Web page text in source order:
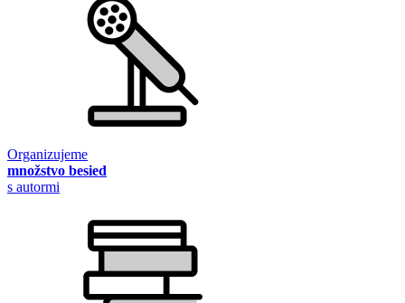
Organizujeme
množstvo besied
s autormi